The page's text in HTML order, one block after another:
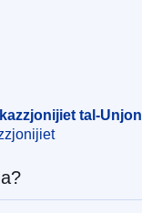
4415-11ed-92ed-
78ea-11ea-b75f-
b400-11f0-b37f-tal-